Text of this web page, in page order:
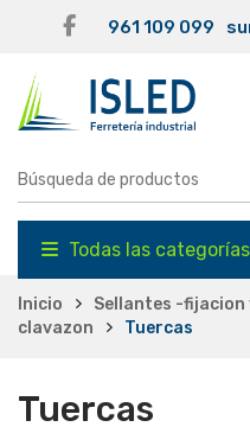
961 109 099
Todas las categorías
Inicio Sellantes -
clavazon
Tuercas
Tuercas